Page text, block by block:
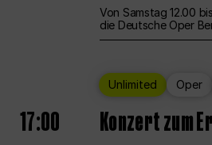
Von Samstag 12.00
die Deutsche Oper
Unlimited Oper
17:00 Konzert zum